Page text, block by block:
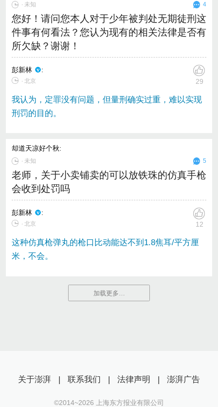
∙ 未知 4
您好！请问您本人对于少年被判处无期徒刑这
件事有何看法？您认为现有的相关法律是否有
所欠缺？谢谢！
彭新林 :
∙ 北京 29
我认为，定罪没有问题，但量刑确实过重，难以实现
刑罚的目的。
却道天凉好个秋:
∙ 未知 5
老师，关于小卖铺卖的可以放铁珠的仿真手枪
会收到处罚吗
彭新林 :
∙ 北京 12
这种仿真枪弹丸的枪口比动能达不到1.8焦耳/平方厘
米，不会。
加载更多…
关于澎湃 | 联系我们 | 法律声明 | 澎湃广告
©2014~2026 上海东方报业有限公司